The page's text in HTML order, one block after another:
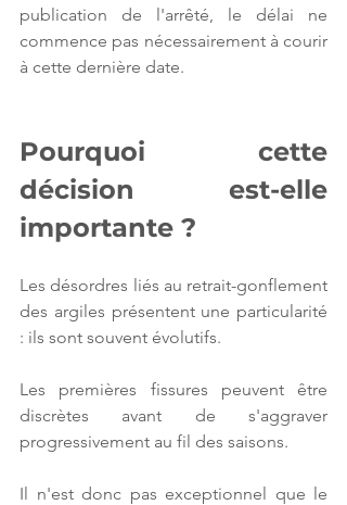
publication de l'arrêté, le délai ne
commence pas nécessairement à courir
à cette dernière date.
Pourquoi cette
décision est-elle
importante ?
Les désordres liés au retrait-gonflement
des argiles présentent une particularité
: ils sont souvent évolutifs.
Les premières fissures peuvent être
discrètes avant de s'aggraver
progressivement au fil des saisons.
Il n'est donc pas exceptionnel que le